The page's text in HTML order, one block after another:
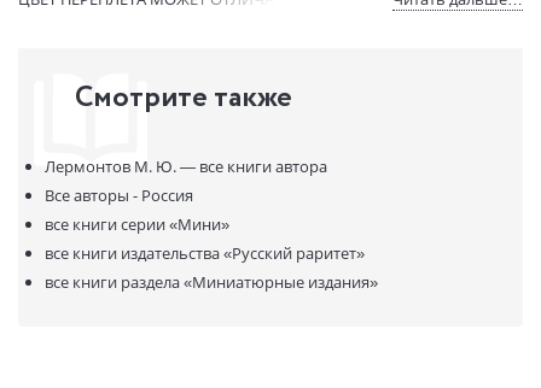
Смотрите также
Лермонтов М. Ю. — все книги автора
Все авторы - Россия
все книги серии«Мини»
все книги издательства«Русский раритет»
все книги раздела«Миниатюрные издания»